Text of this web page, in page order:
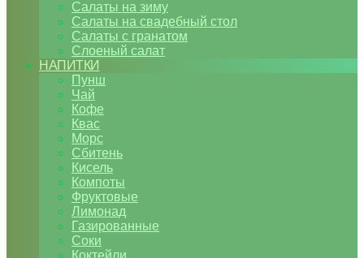
Салаты на зиму
Салаты на свадебный стол
Салаты с гранатом
Слоеный салат
НАПИТКИ
Пунш
Чай
Кофе
Квас
Морс
Сбитень
Кисель
Компоты
Фруктовые
Лимонад
Газированные
Соки
Коктейли